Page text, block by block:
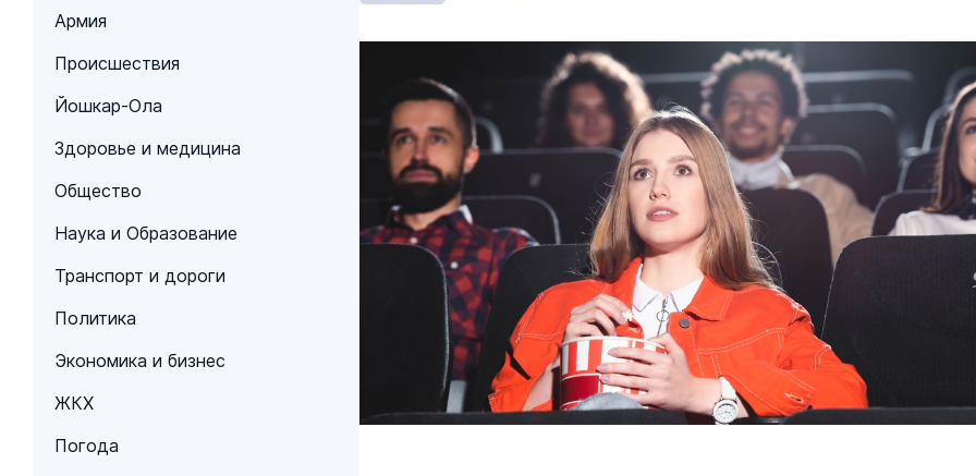
Армия
Происшествия
Йошкар-Ола
Здоровье и медицина
Общество
Наука и Образование
Транспорт и дороги
Политика
Экономика и бизнес
ЖКХ
Погода